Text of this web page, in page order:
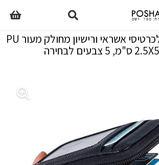
ארנק קומפקטי לכרטיסי אשראי ורישיון מחולק מעור PU